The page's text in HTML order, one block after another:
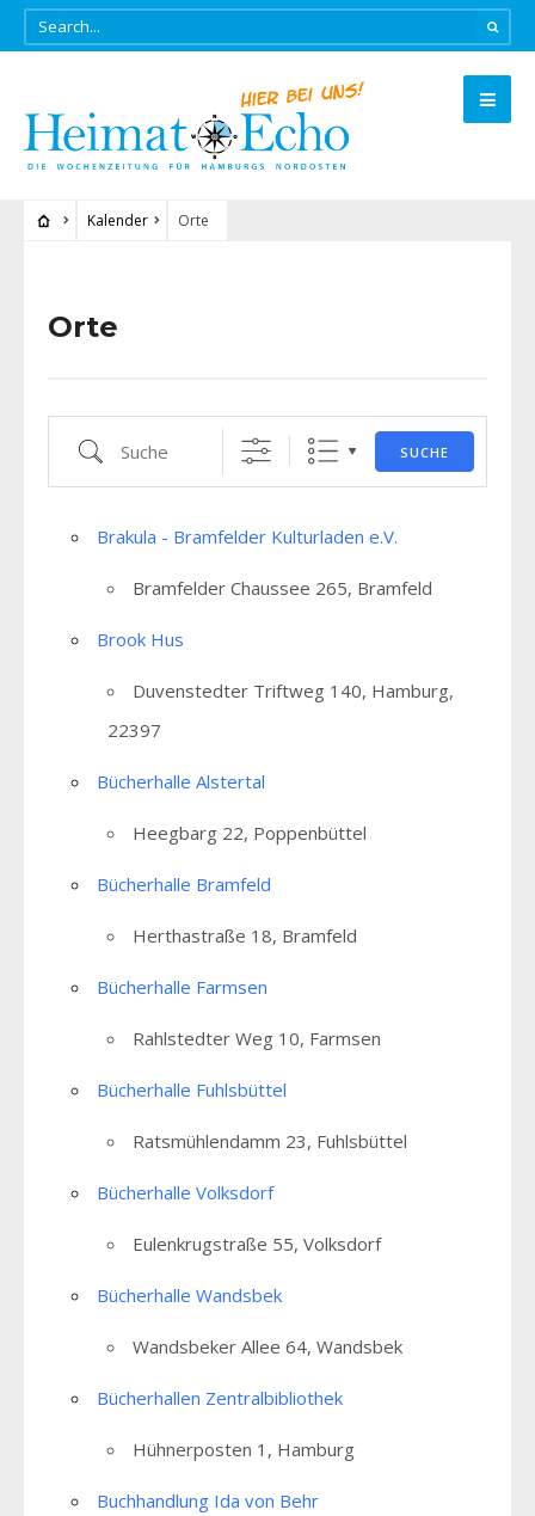
Kalender Orte
Orte
Suche SUCHE
Brakula - Bramfelder Kulturladen e.V.
Bramfelder Chaussee 265, Bramfeld
Brook Hus
Duvenstedter Triftweg 140, Hamburg,
22397
Bücherhalle Alstertal
Heegbarg 22, Poppenbüttel
Bücherhalle Bramfeld
Herthastraße 18, Bramfeld
Bücherhalle Farmsen
Rahlstedter Weg 10, Farmsen
Bücherhalle Fuhlsbüttel
Ratsmühlendamm 23, Fuhlsbüttel
Bücherhalle Volksdorf
Eulenkrugstraße 55, Volksdorf
Bücherhalle Wandsbek
Wandsbeker Allee 64, Wandsbek
Bücherhallen Zentralbibliothek
Hühnerposten 1, Hamburg
Buchhandlung Ida von Behr